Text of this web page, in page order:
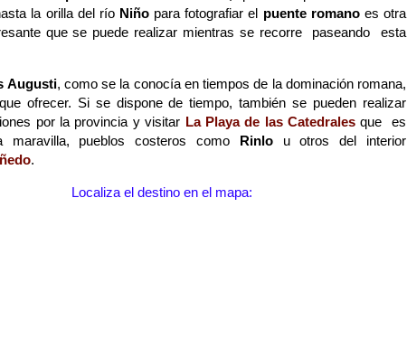
la orilla del río Niño para fotografiar el puente romanoes otra
que se puede realizar mientras se recorre
paseando
esta
Augusti, como se la conocía en tiempos de la dominación romana,
ofrecer. Si se dispone de tiempo, también se pueden realizar
por la provincia y visitar La Playa de las Catedralesque
es
maravilla, pueblos costeros como Rinlo u otros del interior
.
Localiza el destino en el mapa: